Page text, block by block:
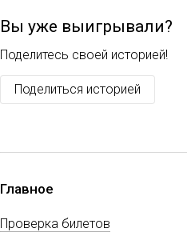
Вы уже выигрывали?
Поделитесь своей историей!
Поделиться историей
Главное
Проверка билетов